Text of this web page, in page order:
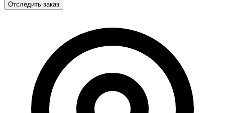
Отследить заказ